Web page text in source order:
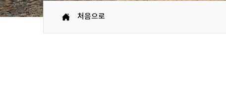
처음으로